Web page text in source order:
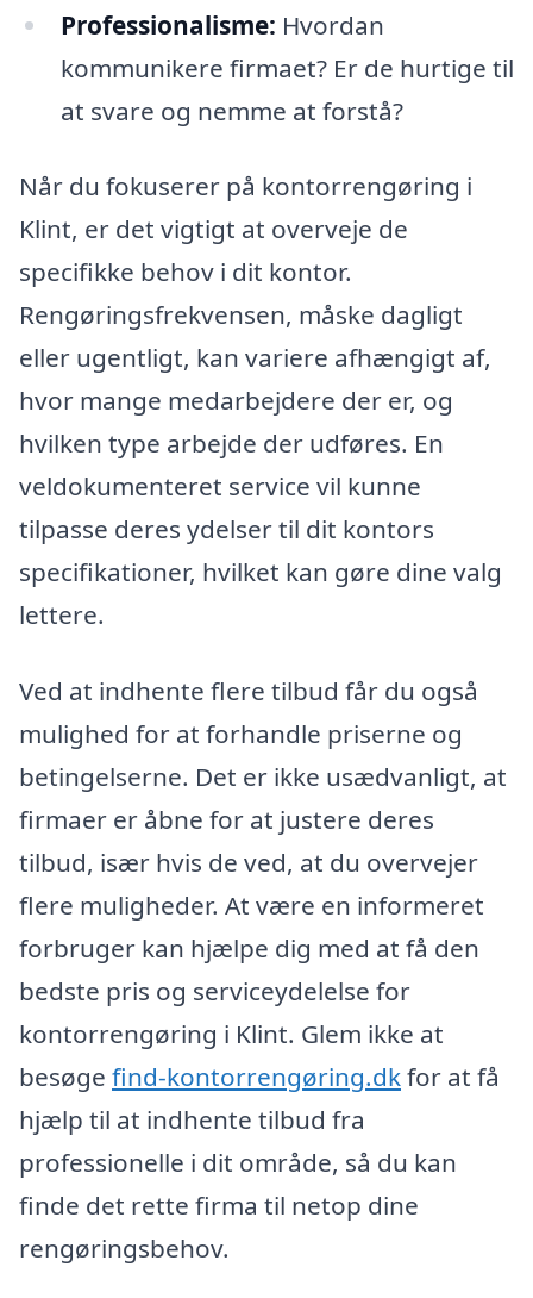
Professionalisme: Hvordan
kommunikere firmaet? Er de hurtige til
at svare og nemme at forstå?
Når du fokuserer på kontorrengøring i
Klint, er det vigtigt at overveje de
specifikke behov i dit kontor.
Rengøringsfrekvensen, måske dagligt
eller ugentligt, kan variere afhængigt af,
hvor mange medarbejdere der er, og
hvilken type arbejde der udføres. En
veldokumenteret service vil kunne
tilpasse deres ydelser til dit kontors
specifikationer, hvilket kan gøre dine valg
lettere.
Ved at indhente flere tilbud får du også
mulighed for at forhandle priserne og
betingelserne. Det er ikke usædvanligt, at
firmaer er åbne for at justere deres
tilbud, især hvis de ved, at du overvejer
flere muligheder. At være en informeret
forbruger kan hjælpe dig med at få den
bedste pris og serviceydelelse for
kontorrengøring i Klint. Glem ikke at
besøge find-kontorrengøring.dkfor at få
hjælp til at indhente tilbud fra
professionelle i dit område, så du kan
finde det rette firma til netop dine
rengøringsbehov.